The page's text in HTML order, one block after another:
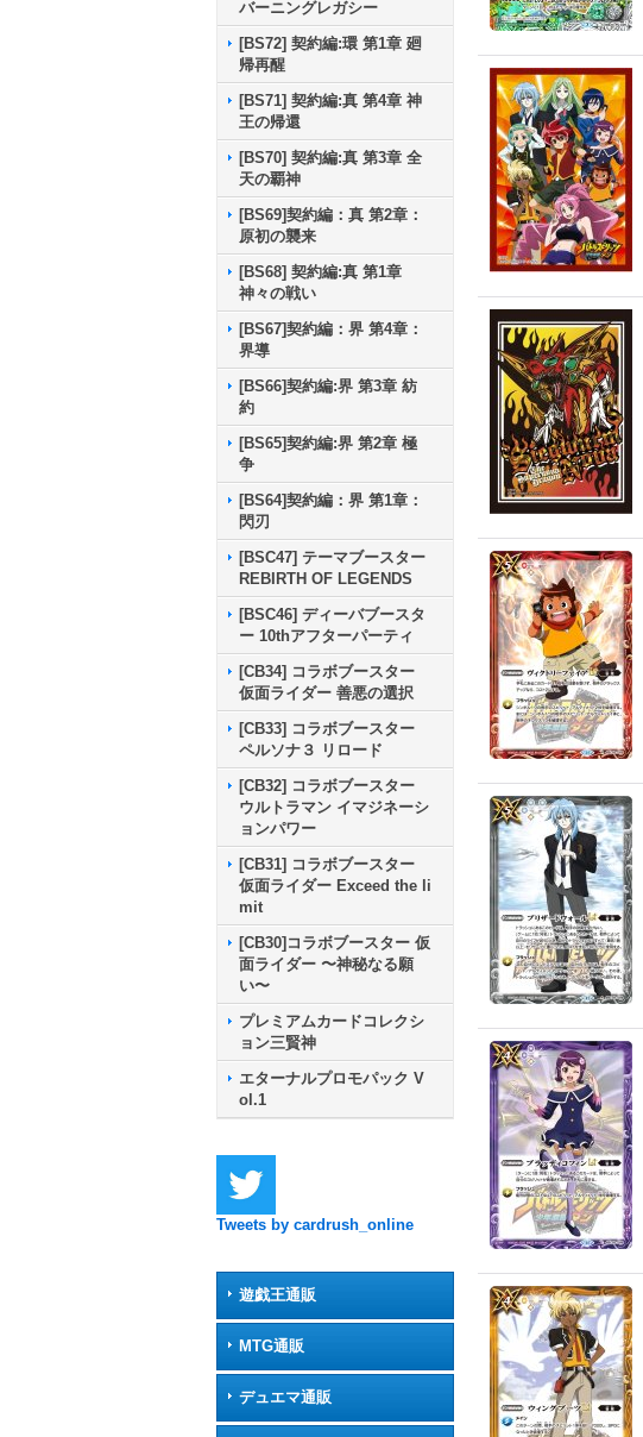
バーニングレガシー
[BS72] 契約編:環 第1章 廻
帰再醒
[BS71] 契約編:真 第4章 神
王の帰還
[BS70] 契約編:真 第3章 全
天の覇神
[BS69]契約編：真 第2章：
原初の襲来
[BS68] 契約編:真 第1章
神々の戦い
[BS67]契約編：界 第4章：
界導
[BS66]契約編:界 第3章 紡
約
[BS65]契約編:界 第2章 極
争
[BS64]契約編：界 第1章：
閃刃
[BSC47] テーマブースター
REBIRTH OF LEGENDS
[BSC46] ディーバブースタ
ー 10thアフターパーティ
[CB34] コラボブースター
仮面ライダー 善悪の選択
[CB33] コラボブースター
ペルソナ３ リロード
[CB32] コラボブースター
ウルトラマン イマジネーシ
ョンパワー
[CB31] コラボブースター
仮面ライダー Exceed the li
mit
[CB30]コラボブースター 仮
面ライダー 〜神秘なる願
い〜
プレミアムカードコレクシ
ョン三賢神
エターナルプロモパック V
ol.1
Tweets by cardrush_online
遊戯王通販
MTG通販
デュエマ通販